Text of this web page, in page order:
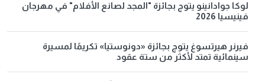
لوكا جوادانينو يتوج بجائزة "المجد لصانع الأفلام" في مهرجان
فينيسيا 2026
فيرنر هيرتسوغ يتوج بجائزة «دونوستيا» تكريمًا لمسيرة
سينمائية تمتد لأكثر من ستة عقود